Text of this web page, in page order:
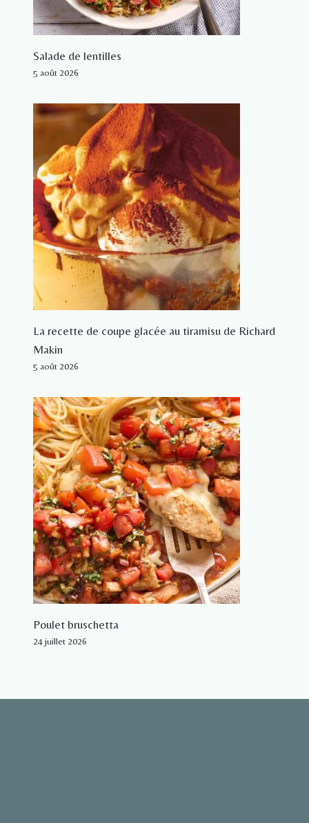
Salade de lentilles
5 août 2026
La recette de coupe glacée au tiramisu de Richard
Makin
5 août 2026
Poulet bruschetta
24 juillet 2026